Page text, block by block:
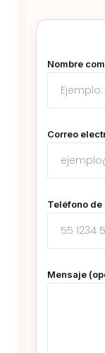
Nombre
Correo
Teléfono
Mensaje